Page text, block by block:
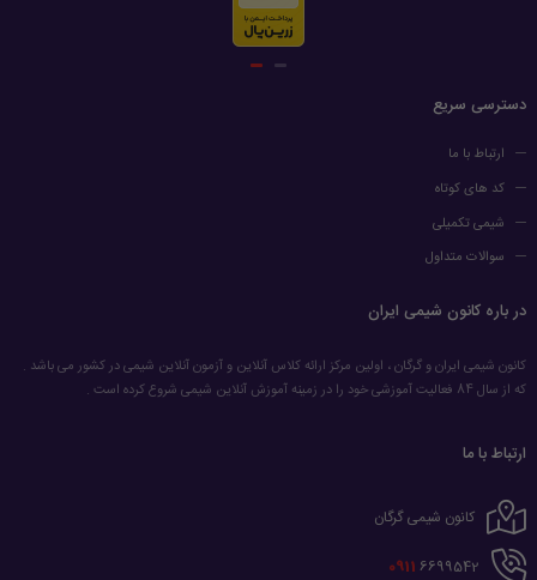
دسترسی سریع
ارتباط با ما
کد های کوتاه
شیمی تکمیلی
سوالات متداول
در باره کانون شیمی ایران
کانون شیمی ایران و گرگان ، اولین مرکز ارائه کلاس آنلاین و آزمون آنلاین شیمی در کشور می باشد .
که از سال 84 فعالیت آموزشی خود را در زمینه آموزش آنلاین شیمی شروع کرده است .
ارتباط با ما
کانون شیمی گرگان
0911 6699542